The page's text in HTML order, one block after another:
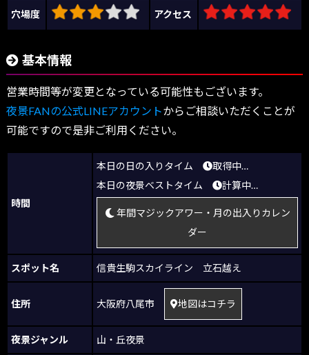
穴場度 アクセス
基本情報
営業時間等が変更となっている可能性もございます。
夜景FANの公式LINEアカウントからご相談いただくことが
可能ですので是非ご利用ください。
時間
本日の日の入りタイム
取得中…
本日の夜景ベストタイム
計算中…
年間マジックアワー・月の出入りカレン
ダー
スポット名 信貴生駒スカイライン 立石越え
住所 大阪府八尾市 地図はコチラ
夜景ジャンル 山・丘夜景